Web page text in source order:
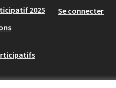
2025
Se connecter